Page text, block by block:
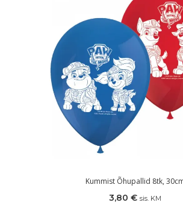
Kummist Õhupallid 8tk,
3,80 € sis. KM